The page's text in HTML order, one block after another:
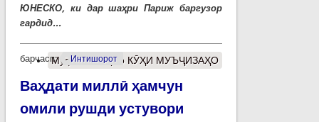
ЮНЕСКО, ки дар шаҳри Париж баргузор
гардид...
барчасп: Интишорот
Муфассалтаро КӮҲИ МУЪҶИЗАҲО
Ваҳдати миллӣ ҳамчун
омили рушди устувори